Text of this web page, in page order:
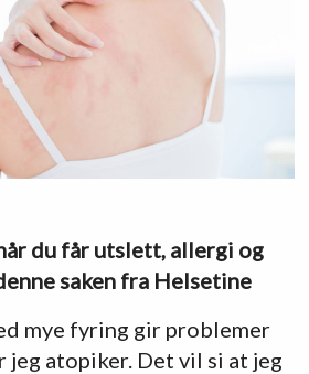
du får utslett, allergi og
saken fra Helsetine
mye fyring gir problemer
jeg atopiker. Det vil si at jeg